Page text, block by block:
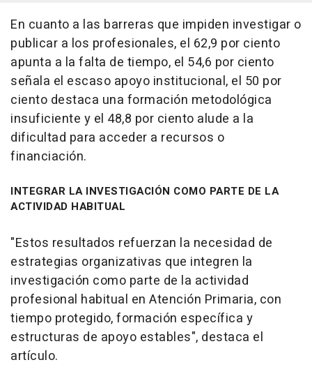
En cuanto a las barreras que impiden investigar o
publicar a los profesionales, el 62,9 por ciento
apunta a la falta de tiempo, el 54,6 por ciento
señala el escaso apoyo institucional, el 50 por
ciento destaca una formación metodológica
insuficiente y el 48,8 por ciento alude a la
dificultad para acceder a recursos o
financiación.
INTEGRAR LA INVESTIGACIÓN COMO PARTE DE LA
ACTIVIDAD HABITUAL
"Estos resultados refuerzan la necesidad de
estrategias organizativas que integren la
investigación como parte de la actividad
profesional habitual en Atención Primaria, con
tiempo protegido, formación específica y
estructuras de apoyo estables", destaca el
artículo.